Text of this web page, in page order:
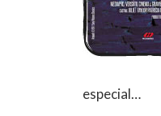
especial…